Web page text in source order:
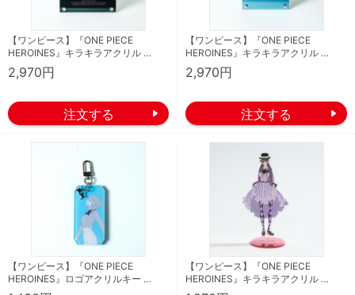
【ワンピース】『ONE PIECE
HEROINES』キラキラアクリル …
2,970円
【ワンピース】『ONE PIECE
HEROINES』キラキラアクリル …
2,970円
【ワンピース】『ONE PIECE
HEROINES』ロゴアクリルキー …
【ワンピース】『ONE PIECE
HEROINES』キラキラアクリル …